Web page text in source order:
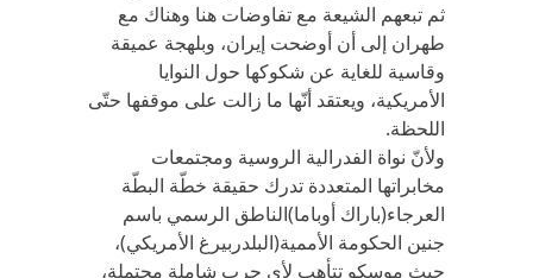
ثم تبعهم الشيعة مع تفاوضات هنا وهناك مع
طهران إلى أن أوضحت إيران، وبلهجة عميقة
وقاسية للغاية عن شكوكها حول النوايا
الأمريكية، ويعتقد أنّها ما زالت على موقفها حتّى
اللحظة.
ولأنّ نواة الفدرالية الروسية ومجتمعات
مخابراتها المتعددة تدرك حقيقة خطّة البطّة
العرجاء(باراك أوباما)الناطق الرسمي باسم
جنين الحكومة الأممية(البلدربيرغ الأمريكي)،
حيث موسكو تتأهب لأي حرب شاملة محتملة،